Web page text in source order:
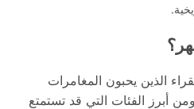
الذين يحبون المغامرات
ومن أبرز الفئات التي قد تستمتع